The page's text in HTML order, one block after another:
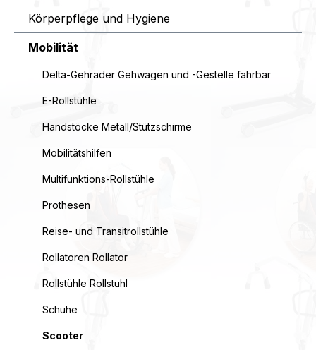
Körperpflege und Hygiene
Mobilität
Delta-Gehräder Gehwagen und -Gestelle fahrbar
E-Rollstühle
Handstöcke Metall/Stützschirme
Mobilitätshilfen
Multifunktions-Rollstühle
Prothesen
Reise- und Transitrollstühle
Rollatoren Rollator
Rollstühle Rollstuhl
Schuhe
Scooter